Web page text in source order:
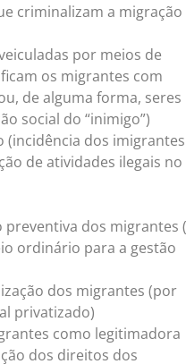
criminalizam a migração
por meios de
os migrantes com
de alguma forma, seres
social do “inimigo”)
(incidência dos imigrantes
de atividades ilegais no
preventiva dos migrantes
ordinário para a gestão
dos migrantes (por
privatizado)
como legitimadora
dos direitos dos